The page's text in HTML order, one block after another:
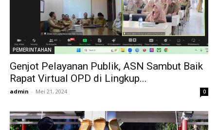
PEMERINTAHAN
Genjot Pelayanan Publik, ASN Sambut Baik
Rapat Virtual OPD di Lingkup...
admin - Mei 21, 2024 0